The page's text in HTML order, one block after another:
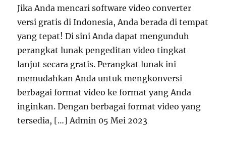
Jika Anda mencari software video converter
versi gratis di Indonesia, Anda berada di tempat
yang tepat! Di sini Anda dapat mengunduh
perangkat lunak pengeditan video tingkat
lanjut secara gratis. Perangkat lunak ini
memudahkan Anda untuk mengkonversi
berbagai format video ke format yang Anda
inginkan. Dengan berbagai format video yang
tersedia, […] Admin 05 Mei 2023